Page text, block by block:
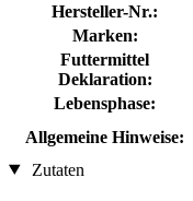
Hersteller-Nr.:
Marken:
Futtermittel
Deklaration:
Lebensphase:
Allgemeine Hinweise:
Zutaten